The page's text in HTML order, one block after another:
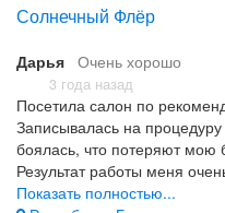
услуг у одного подрядчика.
Нет
Солнечный Флёр
Дарья Очень хорошо
3 года назад
Посетила салон по
Записывалась на
боялась, что потеряют мою
Результат работы меня
видеться теперь чаще)
Показать полностью...